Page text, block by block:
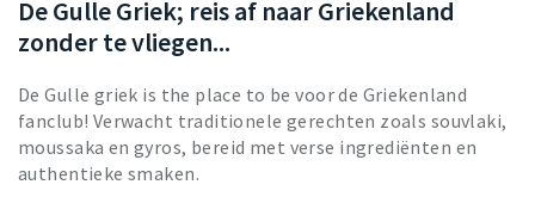
De Gulle Griek; reis af naar Griekenland
zonder te vliegen...
De Gulle griek is the place to be voor de Griekenland
fanclub! Verwacht traditionele gerechten zoals souvlaki,
moussaka en gyros, bereid met verse ingrediënten en
authentieke smaken.